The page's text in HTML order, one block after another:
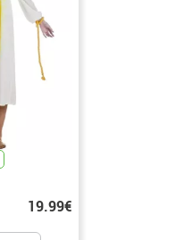
19.99€